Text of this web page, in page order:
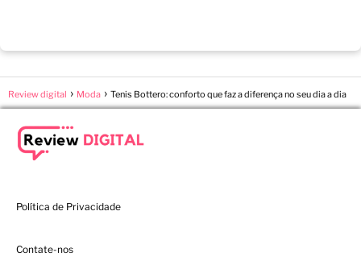
Review digital Moda Tenis Bottero: conforto que faz a diferença no seu dia a dia
Política de Privacidade
Contate-nos